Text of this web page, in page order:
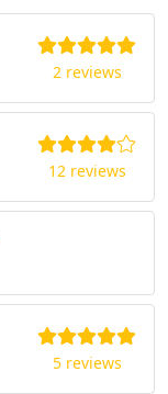
2 reviews
12 reviews
5 reviews